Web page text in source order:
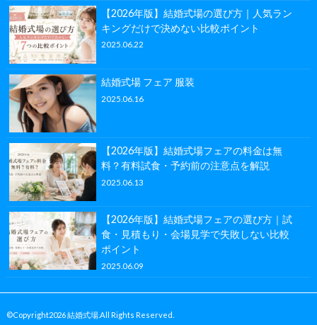
【2026年版】結婚式場の選び方｜人気ラン
キングだけで決めない比較ポイント
2025.06.22
結婚式場 フェア 服装
2025.06.16
【2026年版】結婚式場フェアの料金は無
料？有料試食・予約前の注意点を解説
2025.06.13
【2026年版】結婚式場フェアの選び方｜試
食・見積もり・会場見学で失敗しない比較
ポイント
2025.06.09
©Copyright2026結婚式場.All Rights Reserved.